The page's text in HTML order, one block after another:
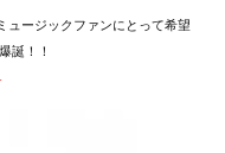
ュージックファンにとって希望
誕！！